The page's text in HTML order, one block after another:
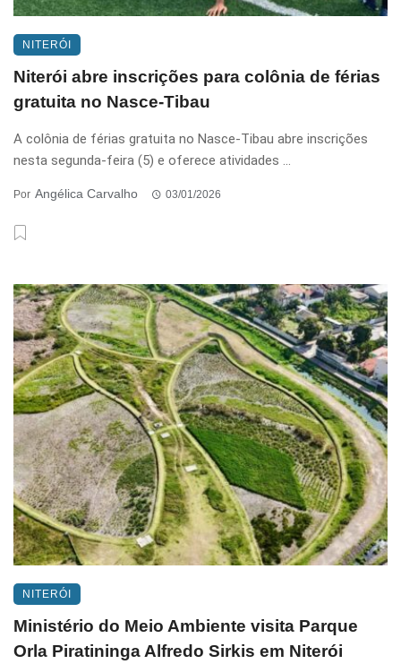
NITERÓI
Niterói abre inscrições para colônia de férias
gratuita no Nasce-Tibau
A colônia de férias gratuita no Nasce-Tibau abre inscrições
nesta segunda-feira (5) e oferece atividades ...
Por Angélica Carvalho 03/01/2026
NITERÓI
Ministério do Meio Ambiente visita Parque
Orla Piratininga Alfredo Sirkis em Niterói